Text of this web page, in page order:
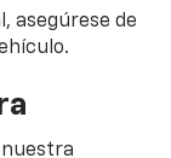
asegúrese de